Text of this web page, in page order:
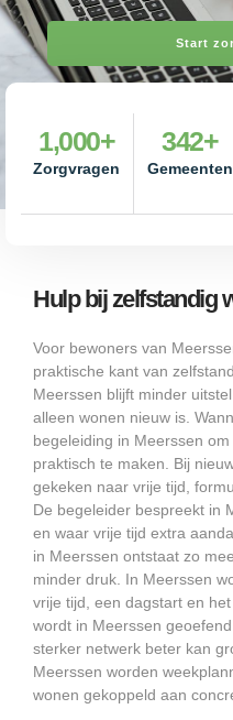
Start
Zorgvragen
1,000+
Gemeenten
342+
Hulp bij zelfstandig
Voor bewoners van
praktische kant van
Meerssen blijft minder
alleen wonen nieuw is.
begeleiding in Meerssen
praktisch te maken. Bij
gekeken naar vrije tijd,
De begeleider bespreekt in
en waar vrije tijd extra
in Meerssen ontstaat zo
minder druk. In Meerssen
vrije tijd, een dagstart en
wordt in Meerssen
sterker netwerk beter kan
Meerssen worden
wonen gekoppeld aan